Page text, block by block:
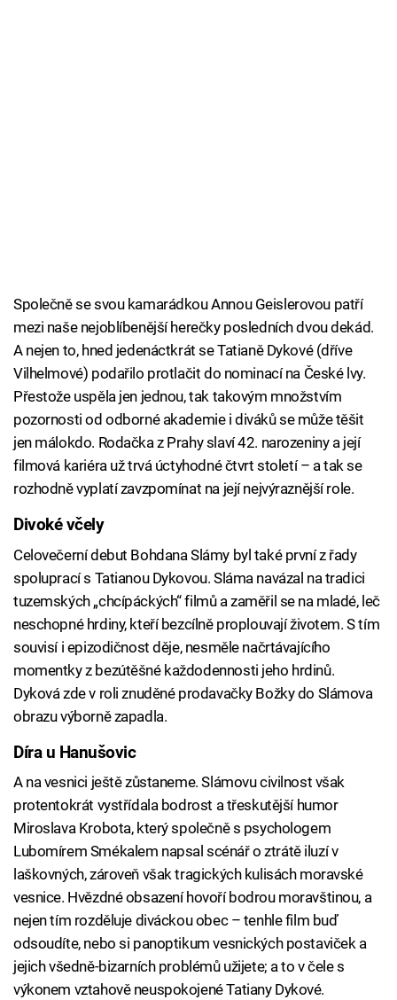
Společně se svou kamarádkou Annou Geislerovou patří
mezi naše nejoblíbenější herečky posledních dvou dekád.
A nejen to, hned jedenáctkrát se Tatianě Dykové (dříve
Vilhelmové) podařilo protlačit do nominací na České lvy.
Přestože uspěla jen jednou, tak takovým množstvím
pozornosti od odborné akademie i diváků se může těšit
jen málokdo. Rodačka z Prahy slaví 42. narozeniny a její
filmová kariéra už trvá úctyhodné čtvrt století – a tak se
rozhodně vyplatí zavzpomínat na její nejvýraznější role.
Divoké včely
Celovečerní debut Bohdana Slámy byl také první z řady
spoluprací s Tatianou Dykovou. Sláma navázal na tradici
tuzemských „chcípáckých“ filmů a zaměřil se na mladé, leč
neschopné hrdiny, kteří bezcílně proplouvají životem. S tím
souvisí i epizodičnost děje, nesměle načrtávajícího
momentky z bezútěšné každodennosti jeho hrdinů.
Dyková zde v roli znuděné prodavačky Božky do Slámova
obrazu výborně zapadla.
Díra u Hanušovic
A na vesnici ještě zůstaneme. Slámovu civilnost však
protentokrát vystřídala bodrost a třeskutější humor
Miroslava Krobota, který společně s psychologem
Lubomírem Smékalem napsal scénář o ztrátě iluzí v
laškovných, zároveň však tragických kulisách moravské
vesnice. Hvězdné obsazení hovoří bodrou moravštinou, a
nejen tím rozděluje diváckou obec – tenhle film buď
odsoudíte, nebo si panoptikum vesnických postaviček a
jejich všedně-bizarních problémů užijete; a to v čele s
výkonem vztahově neuspokojené Tatiany Dykové.